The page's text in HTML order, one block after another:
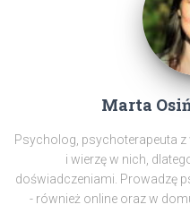
Marta
Psycholog, psychoterapeuta
i wierzę w nich,
doświadczeniami. Prowadzę
- również online oraz w